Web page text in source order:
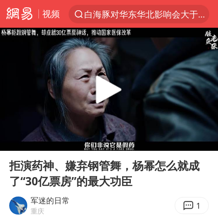
视频
白海豚对华东华北影响会大于巴威
《披荆斩棘2026》阵容官宣
于东来回应胖东来近25年老店年底关闭
BLG经理辟谣Bin离队
香港刷新1884年以来最高气温纪录
独闯南太行的失联女生最后轨迹已确认
哈马斯称坚持加沙停火协议路线图
国足U17与阿森纳决赛取消 并列冠军
上海全力守护市民“菜篮子”
Play
00:00 08:24
拒演药神、嫌弃钢管舞，杨幂怎么就成
了“30亿票房”的最大功臣
军迷的日常
重庆 1